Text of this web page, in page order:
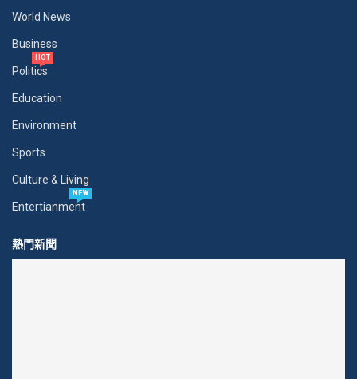
World News
Business
Politics
HOT
Education
Environment
Sports
Culture & Living
Entertianment
NEW
熱門新聞